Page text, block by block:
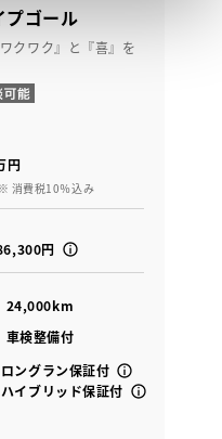
プゴール
クワク』と『喜』を
円
※ 消費税10％込み
円
24,000km
車検整備付
ロングラン保証付
ハイブリッド保証付